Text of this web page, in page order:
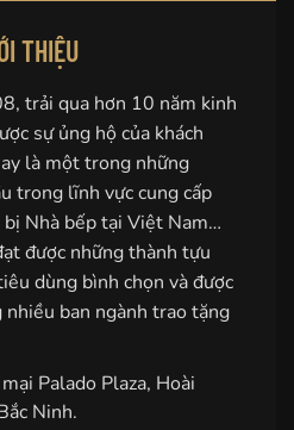
THIỆU
trải qua hơn 10 năm kinh
sự ủng hộ của khách
là một trong những
trong lĩnh vực cung cấp
Nhà bếp tại Việt Nam…
được những thành tựu
dùng bình chọn và được
nhiều ban ngành trao tặng
Palado Plaza, Hoài
Ninh.